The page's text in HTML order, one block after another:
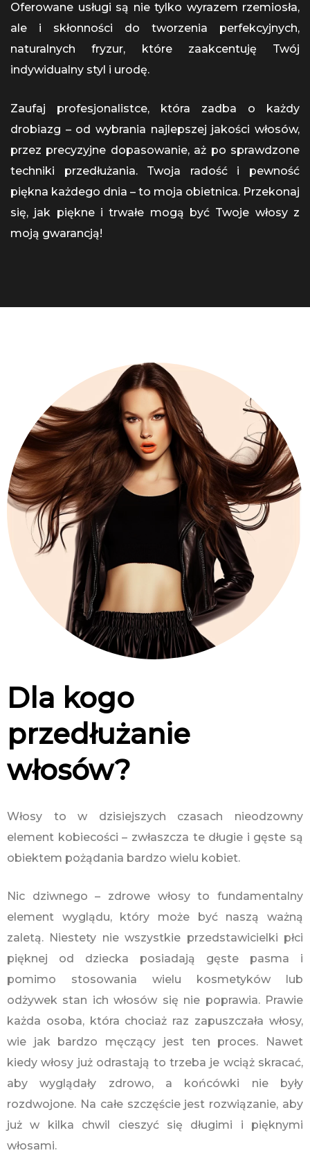
Oferowane usługi są nie tylko wyrazem rzemiosła,
ale i skłonności do tworzenia perfekcyjnych,
naturalnych fryzur, które zaakcentuję Twój
indywidualny styl i urodę.
Zaufaj profesjonalistce, która zadba o każdy
drobiazg – od wybrania najlepszej jakości włosów,
przez precyzyjne dopasowanie, aż po sprawdzone
techniki przedłużania. Twoja radość i pewność
piękna każdego dnia – to moja obietnica. Przekonaj
się, jak piękne i trwałe mogą być Twoje włosy z
moją gwarancją!
Dla kogo
przedłużanie
włosów?
Włosy to w dzisiejszych czasach nieodzowny
element kobiecości – zwłaszcza te długie i gęste są
obiektem pożądania bardzo wielu kobiet.
Nic dziwnego – zdrowe włosy to fundamentalny
element wyglądu, który może być naszą ważną
zaletą. Niestety nie wszystkie przedstawicielki płci
pięknej od dziecka posiadają gęste pasma i
pomimo stosowania wielu kosmetyków lub
odżywek stan ich włosów się nie poprawia. Prawie
każda osoba, która chociaż raz zapuszczała włosy,
wie jak bardzo męczący jest ten proces. Nawet
kiedy włosy już odrastają to trzeba je wciąż skracać,
aby wyglądały zdrowo, a końcówki nie były
rozdwojone. Na całe szczęście jest rozwiązanie, aby
już w kilka chwil cieszyć się długimi i pięknymi
włosami.